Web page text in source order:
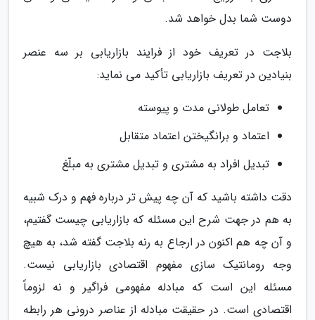
دوست شما بدل خواهد شد.
بلاجت در تعریف خود از فرایند بازاریابی بر سه عنصر
بنیادین در تعریف بازاریابی تأکید می نماید:
تعامل طولانی مدت و پیوسته
اعتماد و برانگیختن اعتماد متقابل
تبدیل افراد به مشتری و تبدیل مشتری به مبلّغ
دقت داشته باشید که آن چه پیش تر درباره فهم و درک شبیه
به هم در جهت شرح این مسئله که بازاریابی چیست گفتیم،
و آن چه هم اکنون در ارجاع به رنه بلاجت گفته شد، به هیچ
وجه رومانتیک سازی مفهوم اقتصادی بازاریابی نیست.
مسئله این است که مبادله مفهومی فراگیر و نه لزوماً
اقتصادی است. در حقیقت مبادله از عناصر درونی هر رابطه